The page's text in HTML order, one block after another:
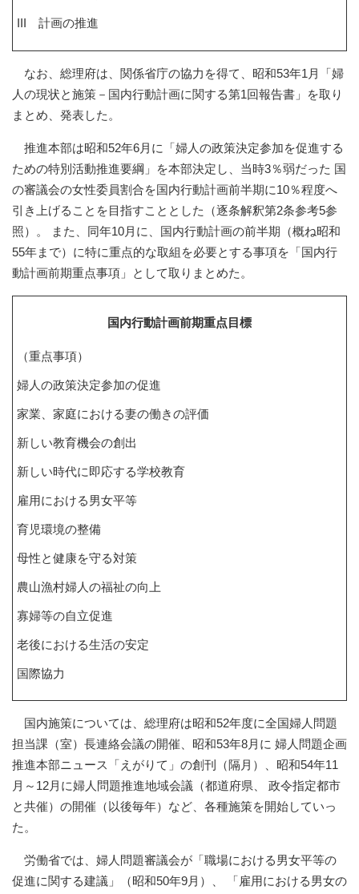
III 計画の推進
なお、総理府は、関係省庁の協力を得て、昭和53年1月「婦
人の現状と施策－国内行動計画に関する第1回報告書」を取り
まとめ、発表した。
推進本部は昭和52年6月に「婦人の政策決定参加を促進する
ための特別活動推進要綱」を本部決定し、当時3％弱だった 国
の審議会の女性委員割合を国内行動計画前半期に10％程度へ
引き上げることを目指すこととした（逐条解釈第2条参考5参
照）。 また、同年10月に、国内行動計画の前半期（概ね昭和
55年まで）に特に重点的な取組を必要とする事項を「国内行
動計画前期重点事項」として取りまとめた。
国内行動計画前期重点目標
（重点事項）
婦人の政策決定参加の促進
家業、家庭における妻の働きの評価
新しい教育機会の創出
新しい時代に即応する学校教育
雇用における男女平等
育児環境の整備
母性と健康を守る対策
農山漁村婦人の福祉の向上
寡婦等の自立促進
老後における生活の安定
国際協力
国内施策については、総理府は昭和52年度に全国婦人問題
担当課（室）長連絡会議の開催、昭和53年8月に 婦人問題企画
推進本部ニュース「えがりて」の創刊（隔月）、昭和54年11
月～12月に婦人問題推進地域会議（都道府県、 政令指定都市
と共催）の開催（以後毎年）など、各種施策を開始していっ
た。
労働省では、婦人問題審議会が「職場における男女平等の
促進に関する建議」（昭和50年9月）、 「雇用における男女の